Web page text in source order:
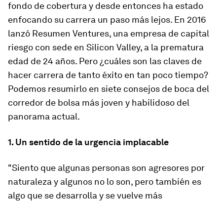
fondo de cobertura y desde entonces ha estado
enfocando su carrera un paso más lejos. En 2016
lanzó Resumen Ventures, una empresa de capital
riesgo con sede en Silicon Valley, a la prematura
edad de 24 años. Pero ¿cuáles son las claves de
hacer carrera de tanto éxito en tan poco tiempo?
Podemos resumirlo en siete consejos de boca del
corredor de bolsa más joven y habilidoso del
panorama actual.
1. Un sentido de la urgencia implacable
"Siento que algunas personas son agresores por
naturaleza y algunos no lo son, pero también es
algo que se desarrolla y se vuelve más